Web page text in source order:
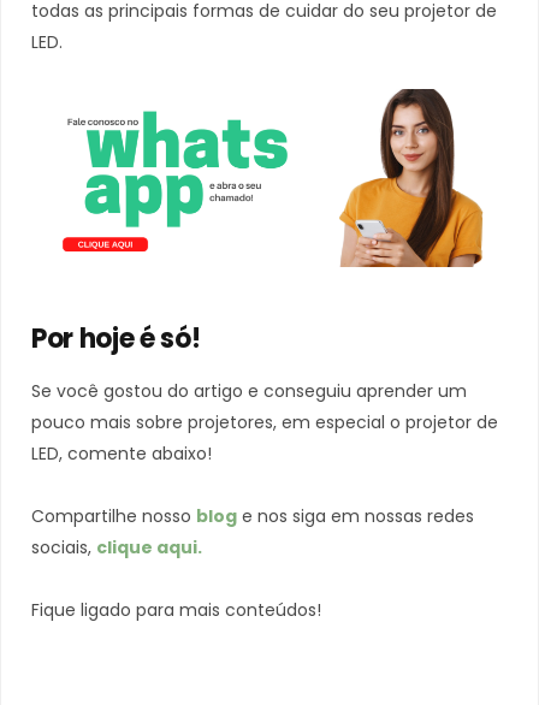
todas as principais formas de cuidar do seu projetor de
LED.
Por hoje é só!
Se você gostou do artigo e conseguiu aprender um
pouco mais sobre projetores, em especial o projetor de
LED, comente abaixo!
Compartilhe nosso blog e nos siga em nossas redes
sociais, clique aqui.
Fique ligado para mais conteúdos!